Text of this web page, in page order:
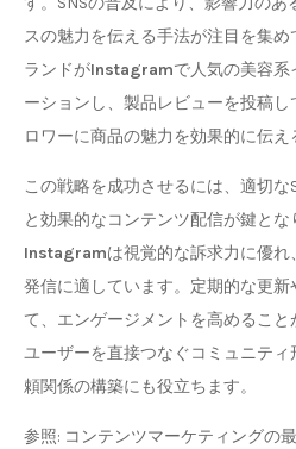
スの魅力を伝える手法が注目を集
ランドがInstagramで人気の美容系
ーションし、製品レビューを投稿
ロワーに商品の魅力を効果的に伝え
この戦略を成功させるには、適切
と効果的なコンテンツ配信が鍵とな
Instagramは視覚的な訴求力に優れ、
発信に適しています。定期的な更
て、エンゲージメントを高めるこ
ユーザーを直接つなぐコミュニテ
頼関係の構築にも役立ちます。
参照: コンテンツマーケティングの